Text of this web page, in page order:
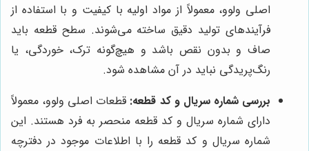
اصلی ولوو، معمولاً از مواد اولیه با کیفیت و با استفاده از
فرآیندهای تولید دقیق ساخته می‌شوند. سطح قطعه باید
صاف و بدون نقص باشد و هیچ‌گونه ترک، خوردگی، یا
رنگ‌پریدگی نباید در آن مشاهده شود.
بررسی شماره سریال و کد قطعه: قطعات اصلی ولوو، معمولاً
دارای شماره سریال و کد قطعه منحصر به فرد هستند. این
شماره سریال و کد قطعه را با اطلاعات موجود در دفترچه